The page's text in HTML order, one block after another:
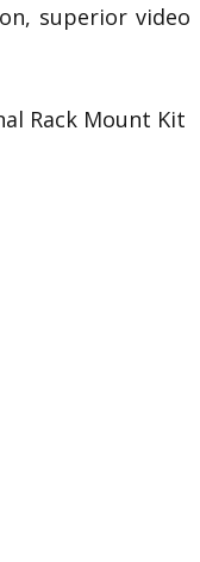
superior video
Rack Mount Kit